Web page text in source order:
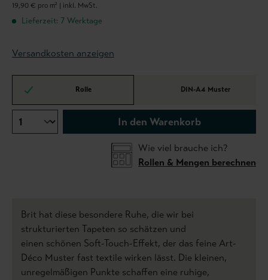
19,90 € pro m² | inkl. MwSt.
Lieferzeit: 7 Werktage
Versandkosten anzeigen
Rolle DIN-A4 Muster
In den Warenkorb
Wie viel brauche ich?
Rollen & Mengen berechnen
Brit hat diese besondere Ruhe, die wir bei
strukturierten Tapeten so schätzen und
einen schönen Soft-Touch-Effekt, der das feine Art-
Déco Muster fast textile wirken lässt. Die kleinen,
unregelmäßigen Punkte schaffen eine ruhige,